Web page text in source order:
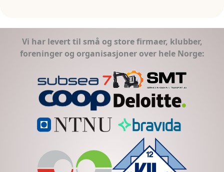
Vi har levert til små og store firmaer, klubber,
foreninger og organisasjoner over hele Norge: